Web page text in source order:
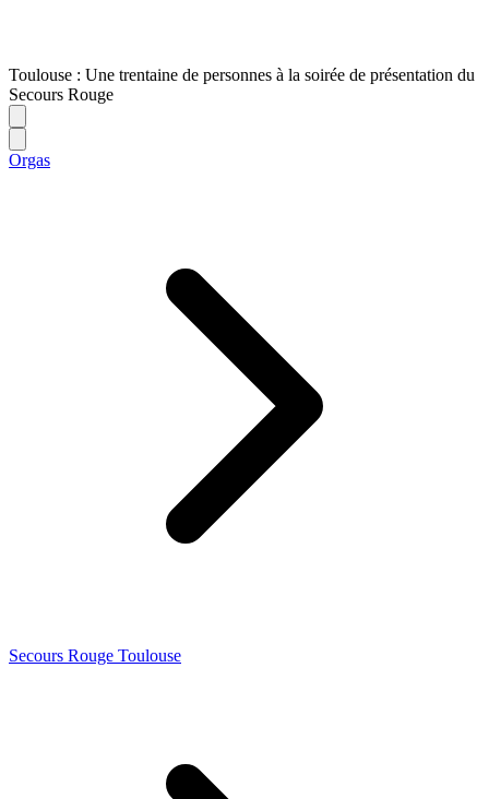
Toulouse : Une trentaine de personnes à la soirée de présentation du
Secours Rouge
Orgas
Secours Rouge Toulouse